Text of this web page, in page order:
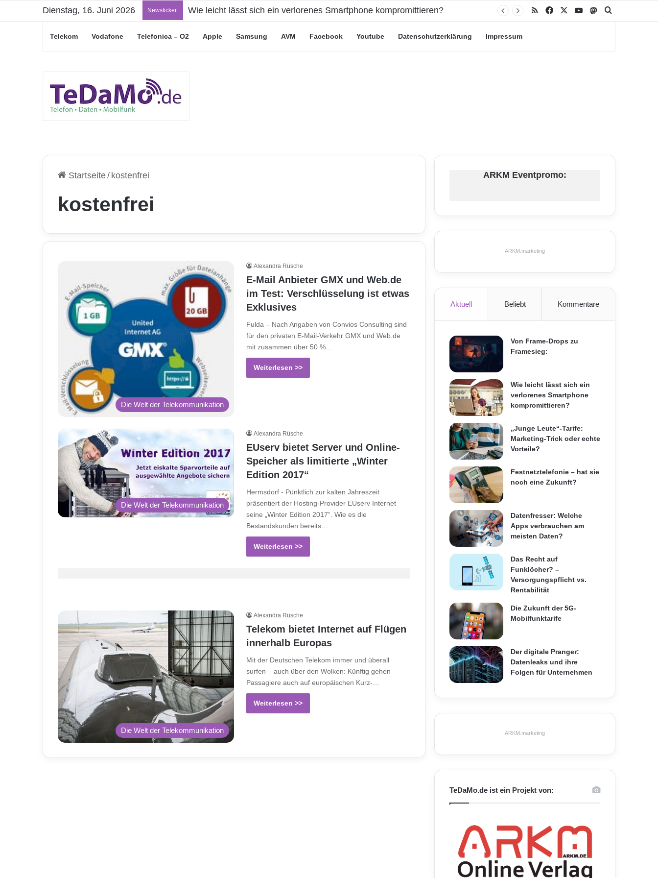
Dienstag, 16. Juni 2026 Newsticker: Wie leicht lässt sich ein verlorenes Smartphone kompromittieren? RSS Facebook YouTubeMastodon
Telekom Vodafone Telefonica – O2 Apple Samsung AVM Facebook Youtube Datenschutzerklärung Impressum
Startseite/ kostenfrei
kostenfrei
Die Welt der Telekommunikation
Alexandra Rüsche
E-Mail Anbieter GMX und Web.de
im Test: Verschlüsselung ist etwas
Exklusives
Fulda – Nach Angaben von Convios Consulting sind
für den privaten E-Mail-Verkehr GMX und Web.de
mit zusammen über 50 %…
Weiterlesen >>
Die Welt der Telekommunikation
Alexandra Rüsche
EUserv bietet Server und Online-
Speicher als limitierte „Winter
Edition 2017“
Hermsdorf - Pünktlich zur kalten Jahreszeit
präsentiert der Hosting-Provider EUserv Internet
seine „Winter Edition 2017“. Wie es die
Bestandskunden bereits…
Weiterlesen >>
Die Welt der Telekommunikation
Alexandra Rüsche
Telekom bietet Internet auf Flügen
innerhalb Europas
Mit der Deutschen Telekom immer und überall
surfen – auch über den Wolken: Künftig gehen
Passagiere auch auf europäischen Kurz-…
Weiterlesen >>
ARKM Eventpromo:
ARKM.marketing
Aktuell Beliebt Kommentare
Von Frame-Drops zu
Framesieg:
Wie leicht lässt sich ein
verlorenes Smartphone
kompromittieren?
„Junge Leute“-Tarife:
Marketing-Trick oder echte
Vorteile?
Festnetztelefonie – hat sie
noch eine Zukunft?
Datenfresser: Welche
Apps verbrauchen am
meisten Daten?
Das Recht auf
Funklöcher? –
Versorgungspflicht vs.
Rentabilität
Die Zukunft der 5G-
Mobilfunktarife
Der digitale Pranger:
Datenleaks und ihre
Folgen für Unternehmen
ARKM.marketing
TeDaMo.de ist ein Projekt von: